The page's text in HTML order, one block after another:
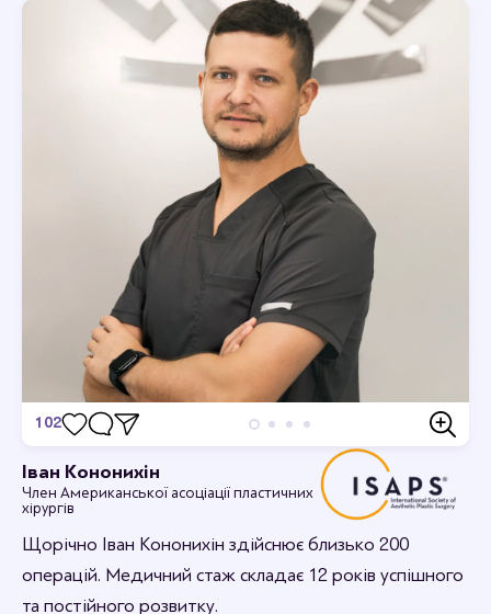
Іван Кононихін
Член Американської асоціації пластичних
хірургів
Щорічно Іван Кононихін здійснює близько 200
операцій. Медичний стаж складає 12 років успішного
та постійного розвитку.
102
Станьте першим хто залишить відгук.